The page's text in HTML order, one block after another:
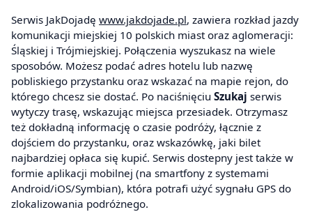
Serwis JakDojadę www.jakdojade.pl, zawiera rozkład jazdy
komunikacji miejskiej 10 polskich miast oraz aglomeracji:
Śląskiej i Trójmiejskiej. Połączenia wyszukasz na wiele
sposobów. Możesz podać adres hotelu lub nazwę
pobliskiego przystanku oraz wskazać na mapie rejon, do
którego chcesz sie dostać. Po naciśnięciu Szukaj serwis
wytyczy trasę, wskazując miejsca przesiadek. Otrzymasz
też dokładną informację o czasie podróży, łącznie z
dojściem do przystanku, oraz wskazówkę, jaki bilet
najbardziej opłaca się kupić. Serwis dostepny jest także w
formie aplikacji mobilnej (na smartfony z systemami
Android/iOS/Symbian), która potrafi użyć sygnału GPS do
zlokalizowania podróżnego.